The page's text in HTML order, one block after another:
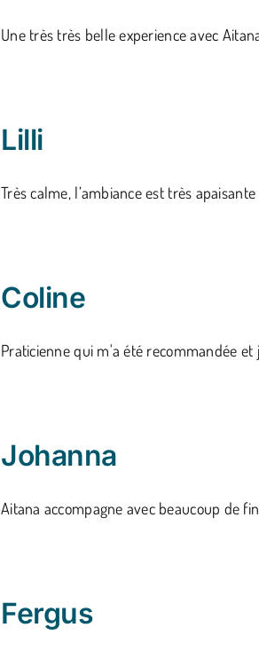
Une très très belle experience avec
Lilli
Très calme, l’ambiance est très
Coline
Praticienne qui m'a été recommandée
Johanna
Aitana accompagne avec beaucoup de
Fergus